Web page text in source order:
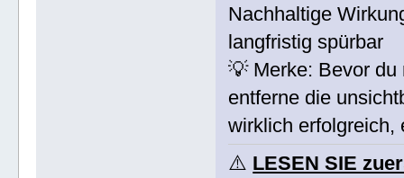
Nachhaltige
langfristig spürbar
💡 Merke: Bevor
entferne die
wirklich erfolgreich,
⚠️ LESEN SIE